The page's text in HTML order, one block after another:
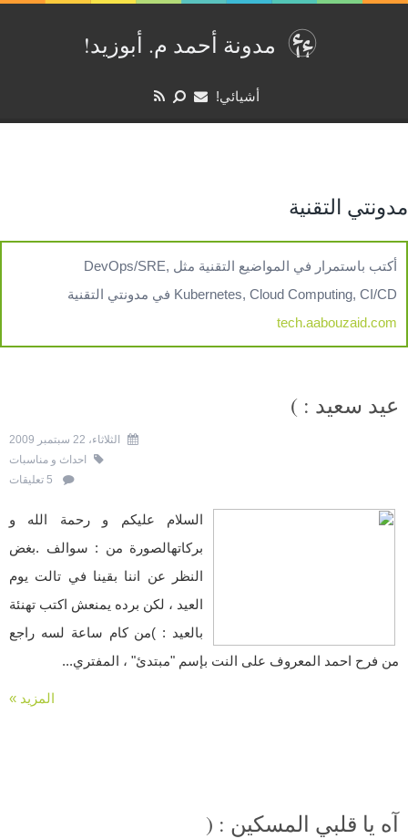
مدونة أحمد م. أبوزيد‏‫!‏
أشيائي!
مدونتي التقنية
أكتب باستمرار في المواضيع التقنية مثل DevOps/SRE,
Kubernetes, Cloud Computing, CI/CD في مدونتي التقنية
tech.aabouzaid.com
عيد سعيد : )
الثلاثاء، 22 سبتمبر 2009
احداث و مناسبات
السلام عليكم و رحمة الله و
بركاتهالصورة من : سوالف .بغض
النظر عن اننا بقينا في تالت يوم
العيد ، لكن برده يمنعش اكتب تهنئة
بالعيد : )من كام ساعة لسه راجع
من فرح احمد المعروف على النت بإسم "مبتدئ" ، المفتري...
المزيد »
آه يا قلبي المسكين : (